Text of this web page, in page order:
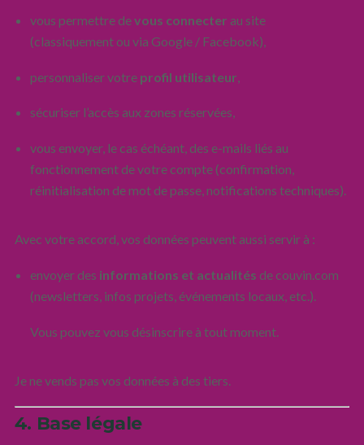
vous permettre devous connecter au site
(classiquement ou via Google / Facebook),
personnaliser votre profil utilisateur
sécuriser l’accès aux zones réservées,
vous envoyer, le cas échéant, des e-mails liés au
fonctionnement de votre compte (confirmation,
réinitialisation de mot de passe, notifications techniques).
Avec votre accord, vos données peuvent aussi servir à :
envoyer des informations et actualités de couvin.com
(newsletters, infos projets, événements locaux, etc.).
Vous pouvez vous désinscrire à tout moment.
Je ne vends pas vos données à des tiers.
4. Base légale